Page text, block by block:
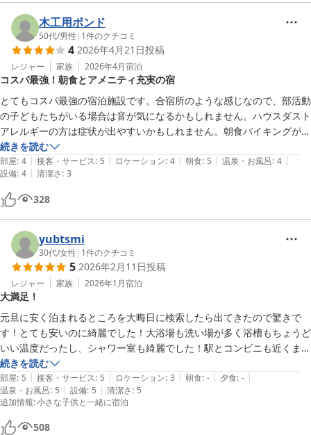
は併設の体育館や食堂で盛り上がっていました。体育館からフロントに
かけてトロフィーや賞状などがたくさん飾られているのが個性的だと思
います。
シングルルームがないので、こちらが1名利用でも、隣室が2名利用の
こともあります。近くの部屋の話し声や生活音がよく聞こえたので、音
に敏感な人は耳栓やイヤホンなどがあるとよいと思います。とはいえ、
夜は静かで安眠できました。
木工用ボンド
50代/男性 | 1件のクチコミ
4 2026年4月21日投稿
レジャー 家族 2026年4月宿泊
コスパ最強！朝食とアメニティ充実の宿
とてもコスパ最強の宿泊施設です。合宿所のような感じなので、部活動
の子どもたちがいる場合は音が気になるかもしれません。ハウスダスト
アレルギーの方は症状が出やすいかもしれません。朝食バイキングがと
ても良かったです。浴場のアメニティーも良かったです。
続きを読む
部屋: 4 | 接客・サービス: 5 | ロケーション: 4 | 朝食: 5 | 温泉・お風呂: 4 |
設備: 4 | 清潔さ: 3
328
yubtsmi
30代/女性 | 1件のクチコミ
5 2026年2月11日投稿
レジャー 家族 2026年1月宿泊
大満足！
元旦に安く泊まれるところを大晦日に検索したら出てきたので驚きで
す！とても安いのに綺麗でした！大浴場も洗い場が多く浴槽もちょうど
いい温度だったし、シャワー室も綺麗でした！駅とコンビニも近くまた
泊まりたいです。
続きを読む
部屋: 5 | 接客・サービス: 5 | ロケーション: 3 | 朝食: - | 夕食: - |
温泉・お風呂: 5 | 設備: 5 | 清潔さ: 5
追加情報:小さな子供と一緒に宿泊
508